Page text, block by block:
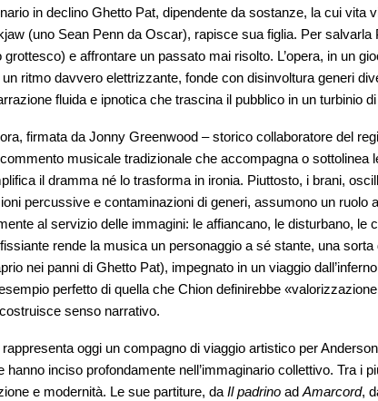
in declino Ghetto Pat, dipendente da sostanze, la cui vita
(uno Sean Penn da Oscar), rapisce sua figlia. Per
grottesco) e affrontare un passato mai risolto. L’opera, in un
ritmo davvero elettrizzante, fonde con disinvoltura generi
fluida e ipnotica che trascina il pubblico in un turbinio
firmata da Jonny Greenwood – storico collaboratore del
musicale tradizionale che accompagna o sottolinea
il dramma né lo trasforma in ironia. Piuttosto, i brani,
percussive e contaminazioni di generi, assumono un ruolo
al servizio delle immagini: le affiancano, le disturbano, le
rende la musica un personaggio a sé stante, una
nei panni di Ghetto Pat), impegnato in un viaggio
perfetto di quella che Chion definirebbe
senso narrativo.
oggi un compagno di viaggio artistico per
hanno inciso profondamente nell’immaginario collettivo. Tra i
e modernità. Le sue partiture, da Il padrino ad Amarcord,